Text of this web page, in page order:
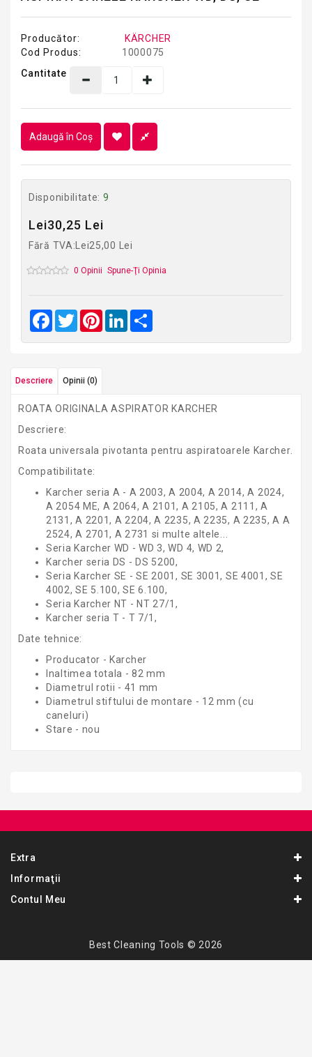
Producător:
KÄRCHER
Cod Produs:
1000075
Cantitate
Adaugă în Coş
Disponibilitate: 9
Lei30,25 Lei
Fără TVA:Lei25,00 Lei
0 Opinii Spune-Ţi Opinia
Facebook
TwitterPinterestLinkedIn
Descriere Opinii (0)
ROATA ORIGINALA ASPIRATOR KARCHER
Descriere:
Roata universala pivotanta pentru aspiratoarele Karcher.
Compatibilitate:
Karcher seria A - A 2003, A 2004, A 2014, A 2024,
A 2054 ME, A 2064, A 2101, A 2105, A 2111, A
2131, A 2201, A 2204, A 2235, A 2235, A 2235, A A
2524, A 2701, A 2731 si multe altele...
Seria Karcher WD - WD 3, WD 4, WD 2,
Karcher seria DS - DS 5200,
Seria Karcher SE - SE 2001, SE 3001, SE 4001, SE
4002, SE 5.100, SE 6.100,
Seria Karcher NT - NT 27/1,
Karcher seria T - T 7/1,
Date tehnice:
Producator - Karcher
Inaltimea totala - 82 mm
Diametrul rotii - 41 mm
Diametrul stiftului de montare - 12 mm (cu
caneluri)
Stare - nou
Extra
Informaţii
Contul Meu
Best Cleaning Tools © 2026